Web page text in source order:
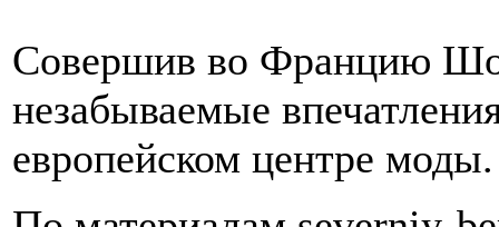
Совершив во Францию
незабываемые
европейском центре моды.